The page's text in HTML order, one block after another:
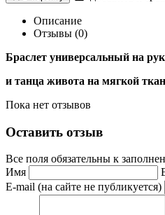
Описание
Отзывы (0)
Браслет универсальный на
и танца живота на мягкой
Пока нет отзывов
Оставить отзыв
Все поля обязательны к
Имя
E-mail (на сайте не публикуется)